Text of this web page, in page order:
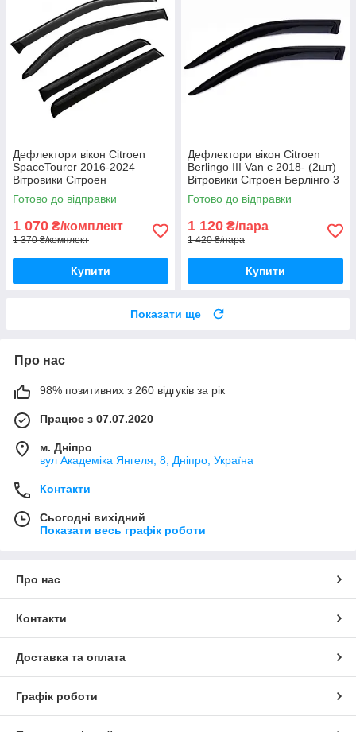
Дефлектори вікон Citroen
SpaceTourer 2016-2024
Вітровики Сітроен
СпейсТурер 2016-2024
дефлектори 4шт
Готово до відправки
1 070 ₴/комплект
1 370 ₴/комплект
Купити
Дефлектори вікон Citroen
Berlingo III Van с 2018- (2шт)
Вітровики Сітроен Берлінго 3
Вен дефлектори (2шт)
Готово до відправки
1 120 ₴/пара
1 420 ₴/пара
Купити
Показати ще
Про нас
98% позитивних з 260 відгуків за рік
Працює з 07.07.2020
м. Дніпро
вул Академіка Янгеля, 8, Дніпро, Україна
Контакти
Сьогодні вихідний
Показати весь графік роботи
Про нас
Контакти
Доставка та оплата
Графік роботи